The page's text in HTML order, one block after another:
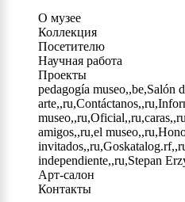
О музее
Коллекция
Посетителю
Научная работа
Проекты
pedagogía museo,,be,Salón
amigos,,ru,el
independiente,,ru,Stepan
Арт-салон
Контакты